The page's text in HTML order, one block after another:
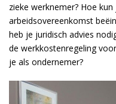
zieke werknemer? Hoe
arbeidsovereenkomst
heb je juridisch advies
de werkkostenregeling
je als ondernemer?